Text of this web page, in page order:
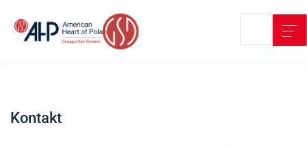
treści
Strefa
Kontakt